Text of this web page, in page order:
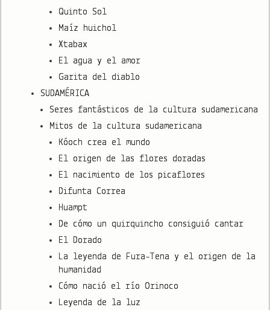
Quinto Sol
Maíz huichol
Xtabax
El agua y el amor
Garita del diablo
SUDAMÉRICA
Seres fantásticos de la cultura sudamericana
Mitos de la cultura sudamericana
Kóoch crea el mundo
El origen de las flores doradas
El nacimiento de los picaflores
Difunta Correa
Huampt
De cómo un quirquincho consiguió cantar
El Dorado
La leyenda de Fura-Tena y el origen de la
humanidad
Cómo nació el río Orinoco
Leyenda de la luz